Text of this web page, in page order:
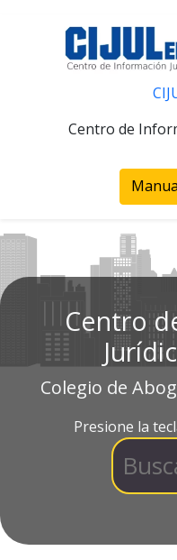
Centro de
Centro
Colegio de
Presione la